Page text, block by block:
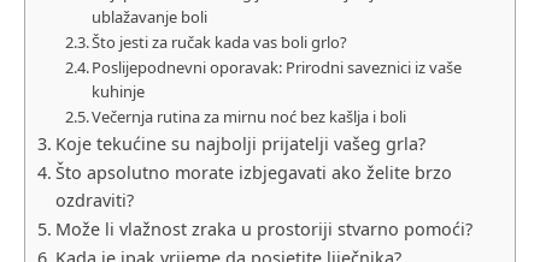
ublažavanje boli
Što jesti za ručak kada vas boli grlo?
Poslijepodnevni oporavak: Prirodni saveznici iz vaše
kuhinje
Večernja rutina za mirnu noć bez kašlja i boli
Koje tekućine su najbolji prijatelji vašeg grla?
Što apsolutno morate izbjegavati ako želite brzo
ozdraviti?
Može li vlažnost zraka u prostoriji stvarno pomoći?